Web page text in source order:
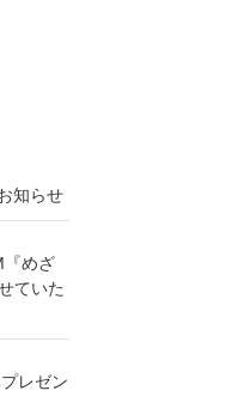
知らせ
『めざ
ていた
レゼン